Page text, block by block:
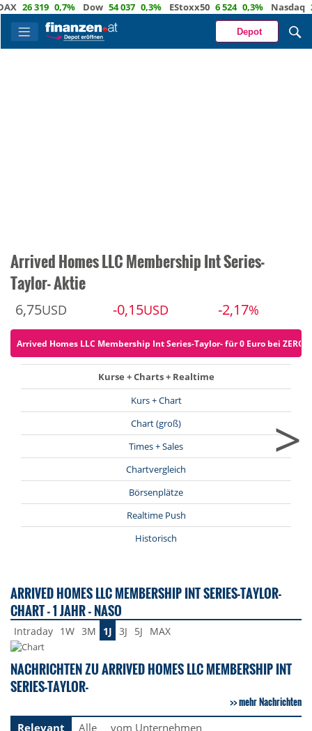
26 319 0,7% Dow 54 037 0,3% EStoxx50 6 524 0,3% Nasdaq 29
Depot
Arrived Homes LLC Membership Int Series-
Taylor- Aktie
6,75USD -0,15USD -2,17%
Arrived Homes LLC Membership Int Series-Taylor- für 0 Euro bei ZERO
Kurse + Charts + Realtime
Kurs + Chart
Chart (groß)
Times + Sales
Chartvergleich
Börsenplätze
Realtime Push
Historisch
>
ARRIVED HOMES LLC MEMBERSHIP INT SERIES-TAYLOR-
CHART - 1 JAHR - NASO
Intraday 1W 3M 1J 3J 5J MAX
NACHRICHTEN ZU ARRIVED HOMES LLC MEMBERSHIP INT
SERIES-TAYLOR-
mehr Nachrichten
Relevant
Alle vom Unternehmen